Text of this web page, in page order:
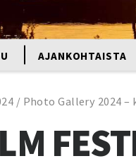
AJANKOHTAISTA
/ Photo Gallery 2024 –